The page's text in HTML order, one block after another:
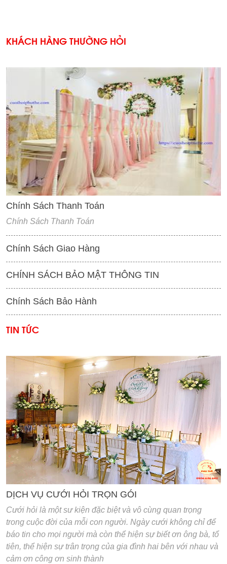
KHÁCH HÀNG THƯỜNG HỎI
'
Chính Sách Thanh Toán
Chính Sách Thanh Toán
Chính Sách Giao Hàng
CHÍNH SÁCH BẢO MẬT THÔNG TIN
Chính Sách Bảo Hành
TIN TỨC
'
DỊCH VỤ CƯỚI HỎI TRỌN GÓI
Cưới hỏi là một sư kiện đặc biệt và vô cùng quan trọng
trong cuộc đời của mỗi con người. Ngày cưới không chỉ để
báo tin cho mọi người mà còn thể hiện sự biết ơn ông bà, tổ
tiên, thể hiện sự trân trọng của gia đình hai bên với nhau và
cảm ơn công ơn sinh thành